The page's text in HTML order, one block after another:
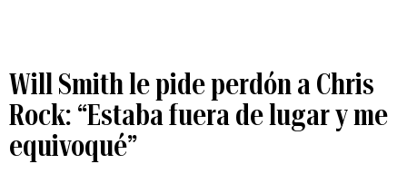
Will Smith le pide perdón a Chris
Rock: “Estaba fuera de lugar y me
equivoqué”